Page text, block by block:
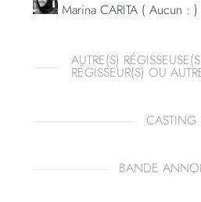
Marina CARITA ( Aucun : )
AUTRE(S)
RÉGISSEUR(S) OU
CASTING
BANDE